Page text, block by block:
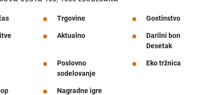
Trgovine Gostinstvo
Aktualno
Darilni bon
Desetak
Poslovno
sodelovanje
Eko tržnica
Nagradne igre